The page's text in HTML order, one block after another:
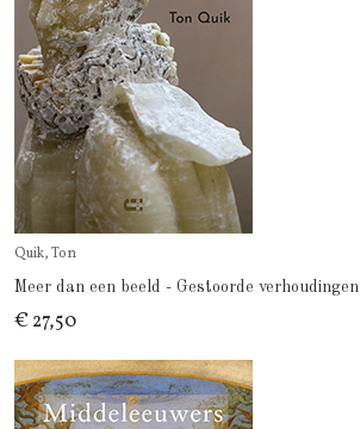
Quik, Ton
Meer dan een beeld - Gestoorde verhoudingen
€ 27,50